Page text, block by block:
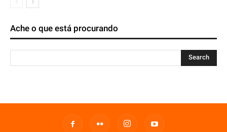
Ache o que está procurando